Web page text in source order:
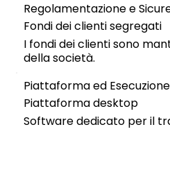
Regolamentazione e
Fondi dei clienti segregati
I fondi dei clienti sono
della società.
Piattaforma ed Esecuzione
Piattaforma desktop
Software dedicato per il